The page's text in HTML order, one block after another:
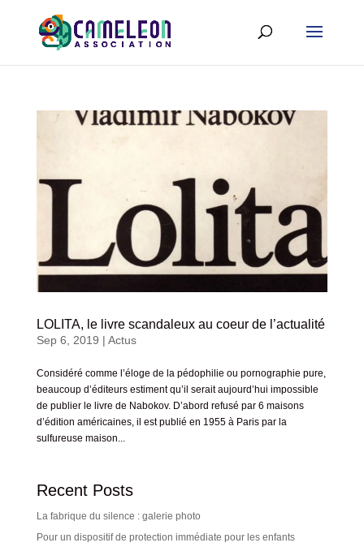
LOLITA, le livre scandaleux au coeur de l’actualité
Sep 6, 2019 | Actus
Considéré comme l’éloge de la pédophilie ou pornographie pure,
beaucoup d’éditeurs estiment qu’il serait aujourd’hui impossible
de publier le livre de Nabokov. D’abord refusé par 6 maisons
d’édition américaines, il est publié en 1955 à Paris par la
sulfureuse maison...
Recent Posts
La fabrique du silence : galerie photo
Pour un dispositif de protection immédiate pour les enfants